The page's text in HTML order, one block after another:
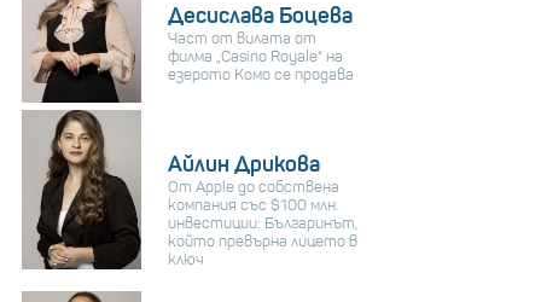
Десислава Боцева
Част от вилата от
филма „Casino Royale“ на
езерото Комо се продава
Айлин Дрикова
От Apple до собствена
компания със $100 млн.
инвестиции: Българинът,
който превърна лицето в
ключ